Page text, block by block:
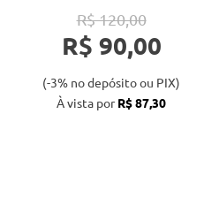
R$ 120,00
R$ 90,00
(-3% no depósito ou PIX)
À vista porR$ 87,30